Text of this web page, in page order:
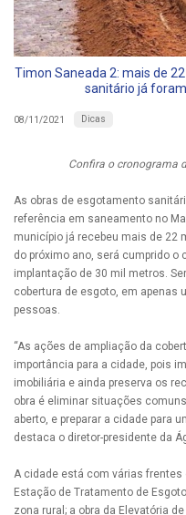
Timon Saneada 2: mais de
sanitário já
08/11/2021 Dicas
Confira o cronograma
As obras de esgotamento
referência em saneamento no
município já recebeu mais de 22
do próximo ano, será cumprido o
implantação de 30 mil metros.
cobertura de esgoto, em apenas
pessoas.
“As ações de ampliação da
importância para a cidade, pois
imobiliária e ainda preserva os
obra é eliminar situações
aberto, e preparar a cidade para
destaca o diretor-presidente da
A cidade está com várias
Estação de Tratamento de
zona rural; a obra da Elevatória